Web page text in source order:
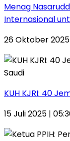
Menag
Internasional
26 Oktober 2025
KUH KJRI: 40
15 Juli 2025 |